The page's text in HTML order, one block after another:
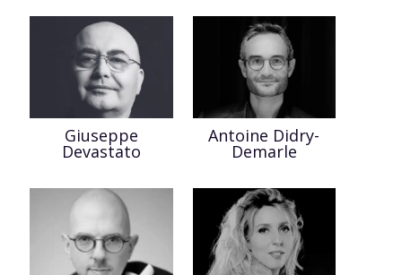
Giuseppe
Devastato
Antoine Didry-
Demarle